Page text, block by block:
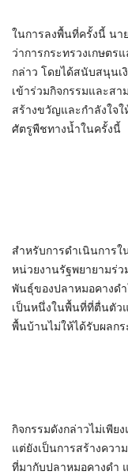
ในการลงพื้นที่ครั้งนี้ นา
ว่าการกระทรวงเกษต
กล่าว โดยได้สนับสนุนเ
เข้าร่วมกิจกรรมและสา
สร้างขวัญและกำลังใจ
ศัตรูพืชทางน้ำในครั้งนี้
สำหรับการดำเนินการ
หน่วยงานรัฐพยายามร่
พันธุ์ของปลาหมอคางด
เป็นหนึ่งในพื้นที่ที่ตื่นตัว
พื้นบ้านไม่ให้ได้รับผลก
กิจกรรมดังกล่าวไม่เพีย
แต่ยังเป็นการสร้างคว
ที่มากับปลาหมอคางดำ